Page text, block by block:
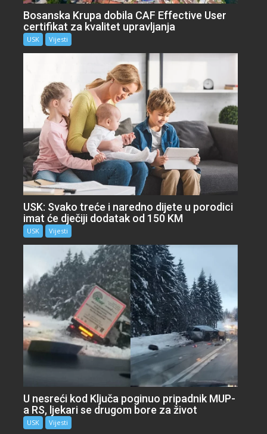
Bosanska Krupa dobila CAF Effective User
certifikat za kvalitet upravljanja
USK Vijesti
USK: Svako treće i naredno dijete u porodici
imat će dječiji dodatak od 150 KM
USK Vijesti
U nesreći kod Ključa poginuo pripadnik MUP-
a RS, ljekari se drugom bore za život
USK Vijesti